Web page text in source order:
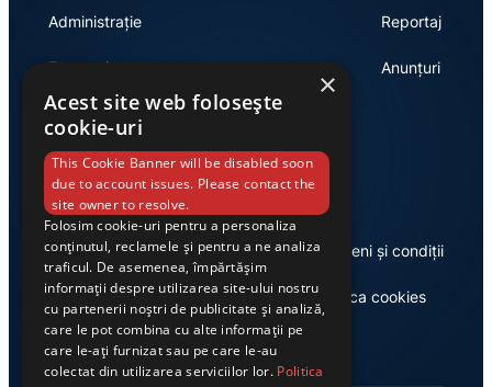
Administrație
Economie
Reportaj
Anunțuri
Link-uri utile
Despre noi
Casa de editură Exclusiv
Termeni și condiții
Politica cookies
×
Acest site web folosește
cookie-uri
This Cookie Banner will be disabled soon
due to account issues. Please contact the
site owner to resolve.
Folosim cookie-uri pentru a personaliza
conținutul, reclamele și pentru a ne analiza
traficul. De asemenea, împărtășim
informații despre utilizarea site-ului nostru
cu partenerii noștri de publicitate și analiză,
care le pot combina cu alte informații pe
care le-ați furnizat sau pe care le-au
colectat din utilizarea serviciilor lor. Politica